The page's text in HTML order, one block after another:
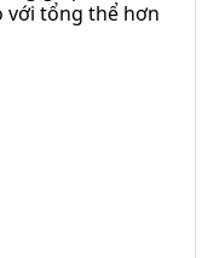
Kinglux
với tổng thể hơn